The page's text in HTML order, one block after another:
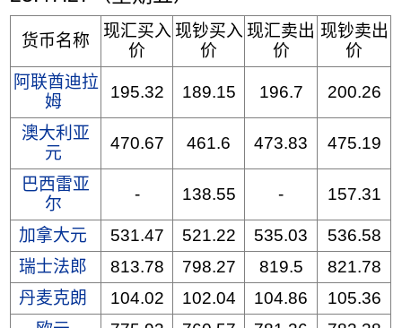
货币名称
现汇买入
价
现钞买入
价
现汇卖出
价
现钞卖出
价
阿联酋迪拉
姆
195.32 189.15 196.7 200.26
澳大利亚
元
470.67 461.6 473.83 475.19
巴西雷亚
尔
- 138.55 - 157.31
加拿大元 531.47 521.22 535.03
536.58
瑞士法郎
813.78 798.27 819.5
821.78
丹麦克朗
104.02 102.04 104.86
105.36